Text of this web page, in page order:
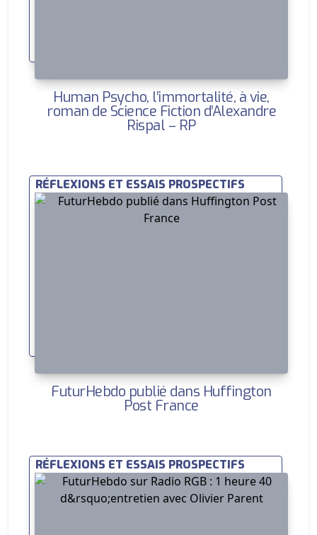
Human Psycho, l’immortalité, à vie,
roman de Science Fiction d’Alexandre
Rispal – RP
RÉFLEXIONS ET ESSAIS PROSPECTIFS
FuturHebdo publié dans Huffington
Post France
RÉFLEXIONS ET ESSAIS PROSPECTIFS